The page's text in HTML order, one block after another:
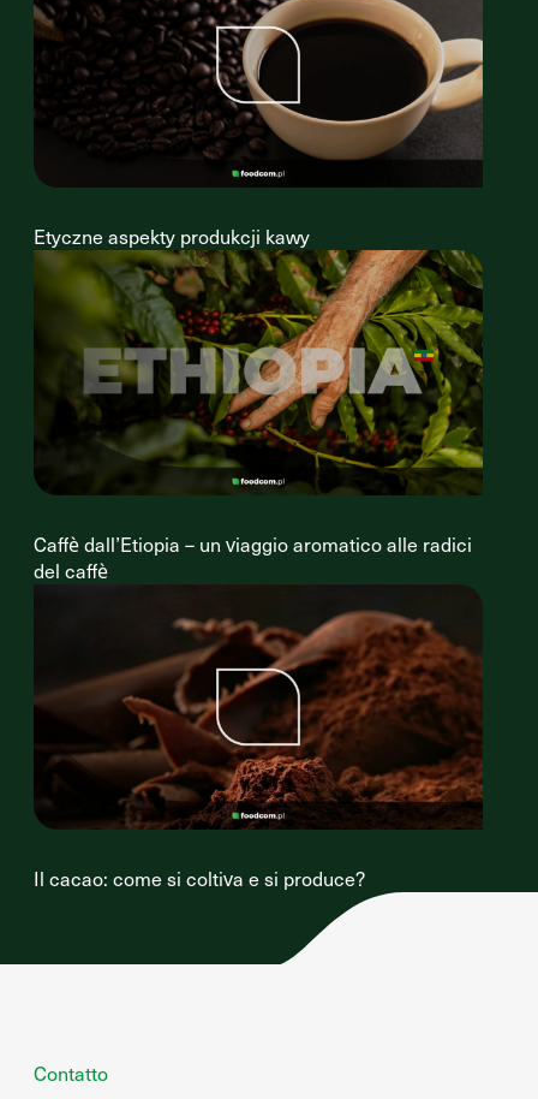
Etyczne aspekty produkcji kawy
Caffè dall’Etiopia – un viaggio aromatico alle radici
del caffè
Il cacao: come si coltiva e si produce?
Contatto